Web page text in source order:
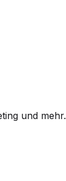
und mehr.